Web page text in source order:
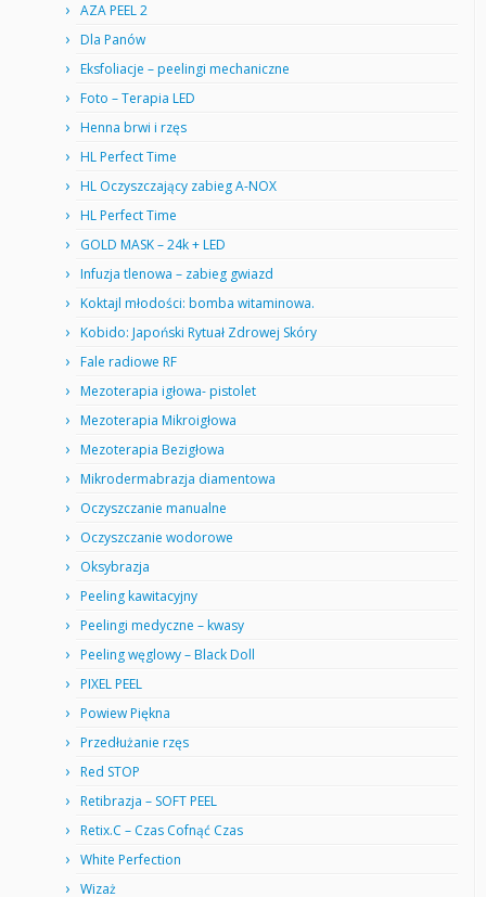
AZA PEEL 2
Dla Panów
Eksfoliacje – peelingi mechaniczne
Foto – Terapia LED
Henna brwi i rzęs
HL Perfect Time
HL Oczyszczający zabieg A-NOX
HL Perfect Time
GOLD MASK – 24k + LED
Infuzja tlenowa – zabieg gwiazd
Koktajl młodości: bomba witaminowa.
Kobido: Japoński Rytuał Zdrowej Skóry
Fale radiowe RF
Mezoterapia igłowa- pistolet
Mezoterapia Mikroigłowa
Mezoterapia Bezigłowa
Mikrodermabrazja diamentowa
Oczyszczanie manualne
Oczyszczanie wodorowe
Oksybrazja
Peeling kawitacyjny
Peelingi medyczne – kwasy
Peeling węglowy – Black Doll
PIXEL PEEL
Powiew Piękna
Przedłużanie rzęs
Red STOP
Retibrazja – SOFT PEEL
Retix.C – Czas Cofnąć Czas
White Perfection
Wizaż